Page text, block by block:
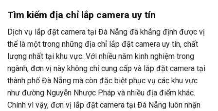
Tìm kiếm địa chỉ lắp camera uy tín
Dịch vụ lắp đặt camera tại Đà Nẵng đã khẳng định được vị
thế là một trong những địa chỉ lắp đặt camera uy tín, chất
lượng nhất tại khu vực. Với nhiều năm kinh nghiệm trong
ngành, đơn vị này không chỉ cung cấp và lắp đặt camera tại
thành phố Đà Nẵng mà còn đặc biệt phục vụ các khu vực
như đường Nguyễn Nhược Pháp và nhiều địa điểm khác.
Chính vì vậy, đơn vị lắp đặt camera tại Đà Nẵng luôn nhận